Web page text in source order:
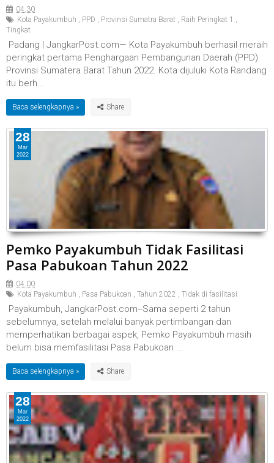
04.30
Kota Payakumbuh , PPD , Provinsi Sumatra Barat , Raih Peringkat 1 ,
Tingkat
Padang | JangkarPost.com— Kota Payakumbuh berhasil meraih
peringkat pertama Penghargaan Pembangunan Daerah (PPD)
Provinsi Sumatera Barat Tahun 2022. Kota dijuluki Kota Randang
itu berh...
Baca selengkapnya »
Pemko Payakumbuh Tidak Fasilitasi
Pasa Pabukoan Tahun 2022
04.00
Kota Payakumbuh , Pasa Pabukoan , Tahun 2022 , Tidak di fasilitasi
Payakumbuh, JangkarPost.com--Sama seperti 2 tahun
sebelumnya, setelah melalui banyak pertimbangan dan
memperhatikan berbagai aspek, Pemko Payakumbuh masih
belum bisa memfasilitasi Pasa Pabukoan ...
Baca selengkapnya »
28
Mar
2022
28
Mar
2022